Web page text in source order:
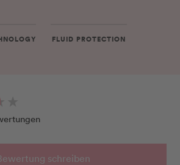
FLUID PROTECTION
schreiben